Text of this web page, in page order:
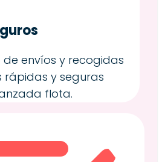
de envíos y recogidas
y seguras
flota.